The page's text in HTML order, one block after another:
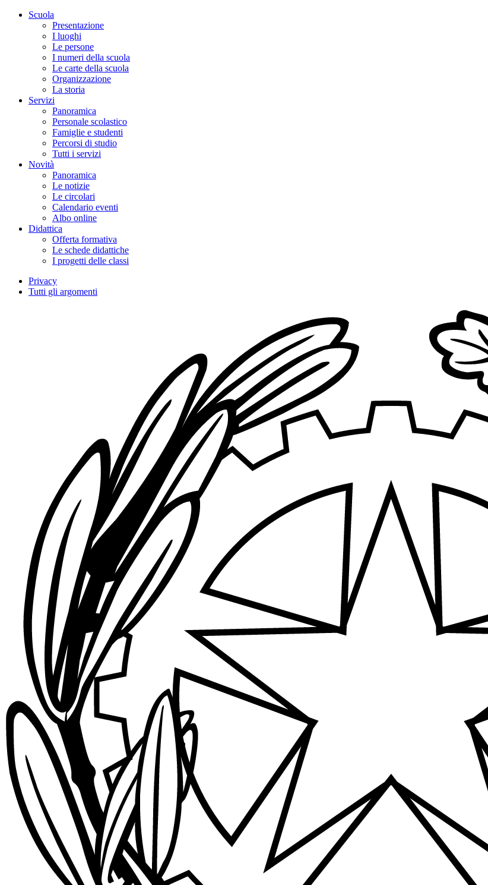
Scuola
Presentazione
I luoghi
Le persone
I numeri della scuola
Le carte della scuola
Organizzazione
La storia
Servizi
Panoramica
Personale scolastico
Famiglie e studenti
Percorsi di studio
Tutti i servizi
Novità
Panoramica
Le notizie
Le circolari
Calendario eventi
Albo online
Didattica
Offerta formativa
Le schede didattiche
I progetti delle classi
Privacy
Tutti gli argomenti